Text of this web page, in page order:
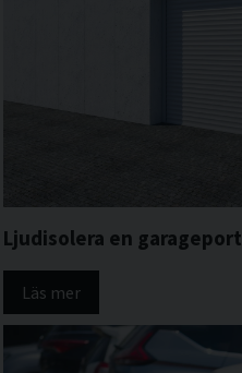
Ljudisolera en garageport
Läs mer